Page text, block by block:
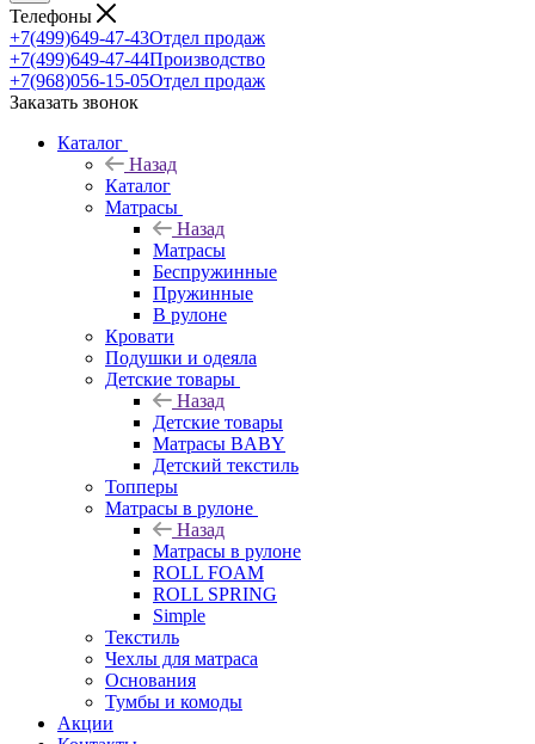
Телефоны
+7(499)649-47-43Отдел продаж
+7(499)649-47-44Производство
+7(968)056-15-05Отдел продаж
Заказать звонок
Каталог
Назад
Каталог
Матрасы
Назад
Матрасы
Беспружинные
Пружинные
В рулоне
Кровати
Подушки и одеяла
Детские товары
Назад
Детские товары
Матрасы BABY
Детский текстиль
Топперы
Матрасы в рулоне
Назад
Матрасы в рулоне
ROLL FOAM
ROLL SPRING
Simple
Текстиль
Чехлы для матраса
Основания
Тумбы и комоды
Акции